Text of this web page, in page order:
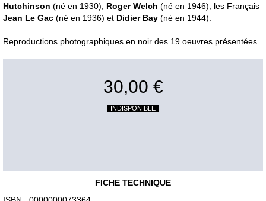
Hutchinson (né en 1930), Roger Welch (né en 1946), les Français
Jean Le Gac (né en 1936) et Didier Bay (né en 1944).
Reproductions photographiques en noir des 19 oeuvres présentées.
30,00 €
INDISPONIBLE
FICHE TECHNIQUE